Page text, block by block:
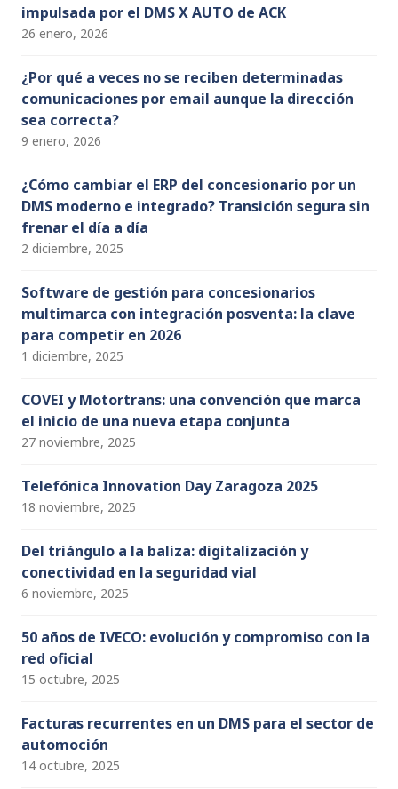
impulsada por el DMS X AUTO de ACK
26 enero, 2026
¿Por qué a veces no se reciben determinadas
comunicaciones por email aunque la dirección
sea correcta?
9 enero, 2026
¿Cómo cambiar el ERP del concesionario por un
DMS moderno e integrado? Transición segura sin
frenar el día a día
2 diciembre, 2025
Software de gestión para concesionarios
multimarca con integración posventa: la clave
para competir en 2026
1 diciembre, 2025
COVEI y Motortrans: una convención que marca
el inicio de una nueva etapa conjunta
27 noviembre, 2025
Telefónica Innovation Day Zaragoza 2025
18 noviembre, 2025
Del triángulo a la baliza: digitalización y
conectividad en la seguridad vial
6 noviembre, 2025
50 años de IVECO: evolución y compromiso con la
red oficial
15 octubre, 2025
Facturas recurrentes en un DMS para el sector de
automoción
14 octubre, 2025